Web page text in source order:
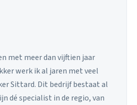
met meer dan vijftien jaar
werk ik al jaren met veel
Sittard. Dit bedrijf bestaat al
dé specialist in de regio, van